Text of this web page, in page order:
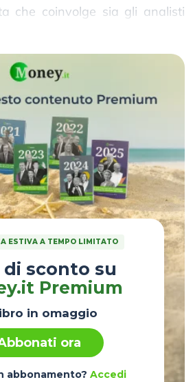
che coinvolge sia gli analisti
ESTIVA A TEMPO LIMITATO
di sconto su
Premium
in omaggio
ora
abbonamento? Accedi